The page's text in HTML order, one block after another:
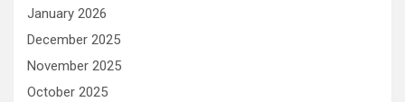
January 2026
December 2025
November 2025
October 2025